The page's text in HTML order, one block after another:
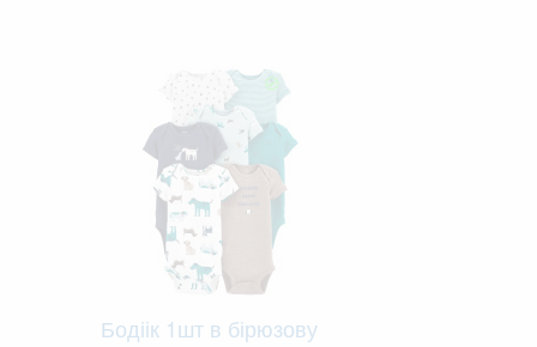
Бодіік 1шт в бірюзову